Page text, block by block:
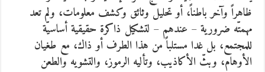
ظاهراً وآخر باطناً، أو تحليل وثائق وكشف معلومات، ولم تعد
مهمتّه ضرورية – عندهم – لتشكيل ذاكرة حقيقية أساسيّة
للمجتمع، بل غدا مستلباً من هذا الطرف أو ذاك، مع طغيان
الأوهام، وبثّ الأكاذيب، وتأليه الرموز، والتشويه والطعن